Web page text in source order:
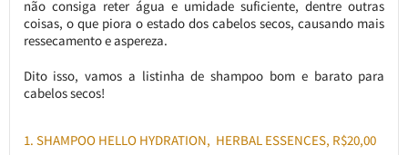
não consiga reter água e umidade suficiente, dentre outras
coisas, o que piora o estado dos cabelos secos, causando mais
ressecamento e aspereza.
Dito isso, vamos a listinha de shampoo bom e barato para
cabelos secos!
1. SHAMPOO HELLO HYDRATION, HERBAL ESSENCES, R$20,00